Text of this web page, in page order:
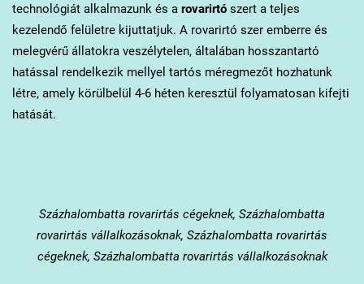
technológiát alkalmazunk és a rovarirtószert a teljes
kezelendő felületre kijuttatjuk. A rovarirtó szer emberre és
melegvérű állatokra veszélytelen, általában hosszantartó
hatással rendelkezik mellyel tartós méregmezőt hozhatunk
létre, amely körülbelül 4-6 héten keresztül folyamatosan kifejti
hatását.
Százhalombatta rovarirtás cégeknek, Százhalombatta
rovarirtás vállalkozásoknak, Százhalombatta rovarirtás
cégeknek, Százhalombatta rovarirtás vállalkozásoknak